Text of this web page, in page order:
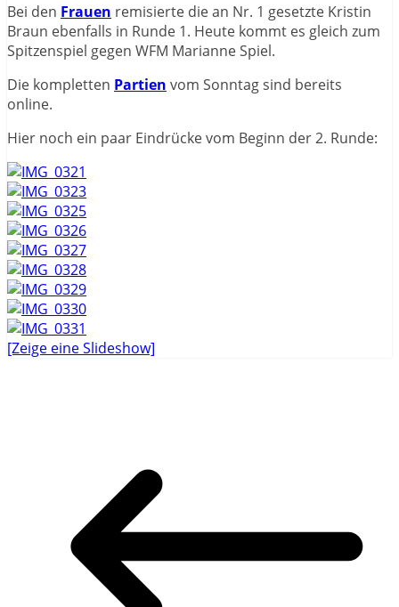
Bei den Frauen remisierte die an Nr. 1 gesetzte Kristin
Braun ebenfalls in Runde 1. Heute kommt es gleich zum
Spitzenspiel gegen WFM Marianne Spiel.
Die kompletten Partien vom Sonntag sind bereits
online.
Hier noch ein paar Eindrücke vom Beginn der 2. Runde:
[Zeige eine Slideshow]